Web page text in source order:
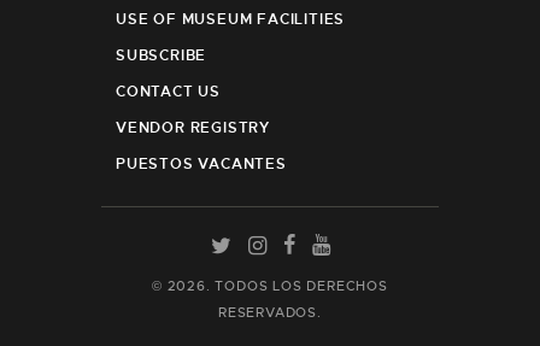
USE OF MUSEUM FACILITIES
SUBSCRIBE
CONTACT US
VENDOR REGISTRY
PUESTOS VACANTES
© 2026. TODOS LOS DERECHOS
RESERVADOS.